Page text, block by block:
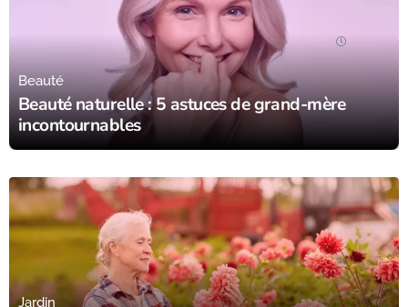
Beauté naturelle : 5 astuces de grand-mère
incontournables
Beauté
Jardin
10/08/23